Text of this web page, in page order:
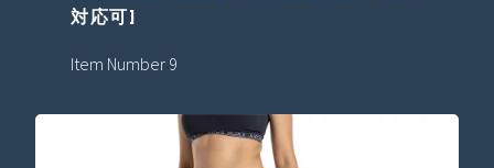
対応可]
Item Number 9